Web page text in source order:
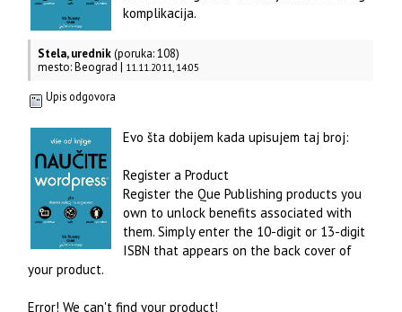
komplikacija.
Stela, urednik(poruka: 108)
mesto: Beograd | 11.11.2011, 14:05
Upis odgovora
Evo šta dobijem kada upisujem taj broj:
Register a Product
Register the Que Publishing products you
own to unlock benefits associated with
them. Simply enter the 10-digit or 13-digit
ISBN that appears on the back cover of
your product.
Error! We can't find your product!